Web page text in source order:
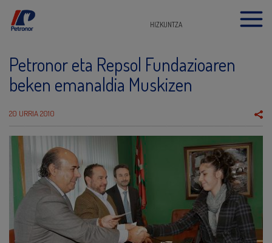
HIZKUNTZA
Petronor eta Repsol Fundazioaren
beken emanaldia Muskizen
20 URRIA 2010